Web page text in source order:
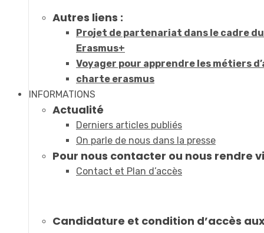
Autres liens :
Projet de partenariat dans le cadre
Erasmus+
Voyager pour apprendre les métiers
charte erasmus
INFORMATIONS
Actualité
Derniers articles publiés
On parle de nous dans la presse
Pour nous contacter ou nous rendre
Contact et Plan d’accès
Candidature et condition d’accès